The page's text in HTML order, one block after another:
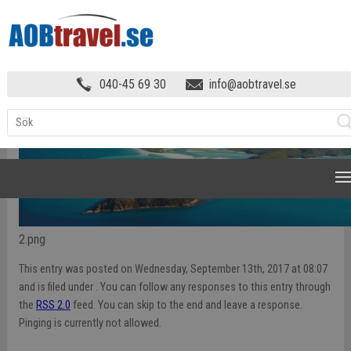
040-45 69 30 info@aobtravel.se
2.png
This entry was posted on Wednesday, September 13th, 2017 at 08:07
and is filed under . You can follow any responses to this entry through
the RSS 2.0 feed. You can skip to the end and leave a response.
Pinging is currently not allowed.